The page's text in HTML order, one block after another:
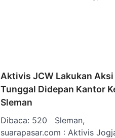
Aktivis JCW Lakukan Aksi
Tunggal Didepan Kantor
Sleman
Dibaca: 520 Sleman,
suarapasar.com : Aktivis